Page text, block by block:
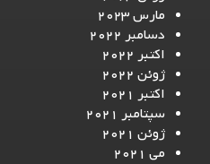
مارس 2023
دسامبر 2022
اکتبر 2022
ژوئن 2022
اکتبر 2021
سپتامبر 2021
ژوئن 2021
می 2021